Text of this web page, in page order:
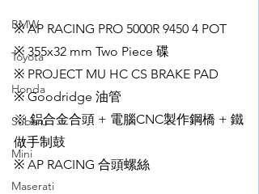
BMW
Toyota
Honda
Subaru
Mini
Maserati
※ AP RACING PRO 5000R 9450 4 POT
※ 355x32 mm Two Piece 碟
※ PROJECT MU HC CS BRAKE PAD
※ Goodridge 油管
※ 鋁合金合頭 + 電腦CNC製作鋼橋 + 鐵
做手制鼓
※ AP RACING 合頭螺絲